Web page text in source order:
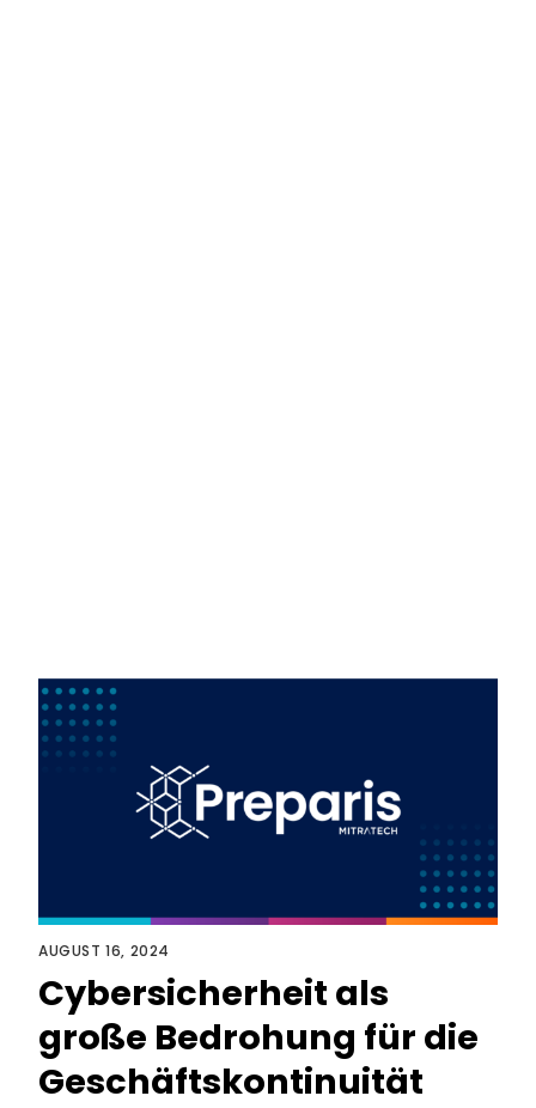
AUGUST 16, 2024
Cybersicherheit als
große Bedrohung für die
Geschäftskontinuität